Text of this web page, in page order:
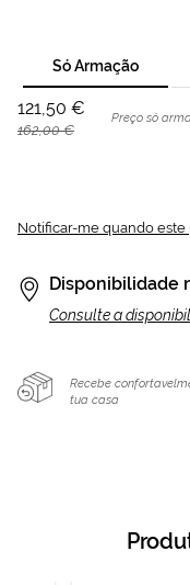
Só Armação
121,50 €
162,00 €
Preço só
Notificar-me quando
Disponibilidade
Consulte a
Recebe
tua casa